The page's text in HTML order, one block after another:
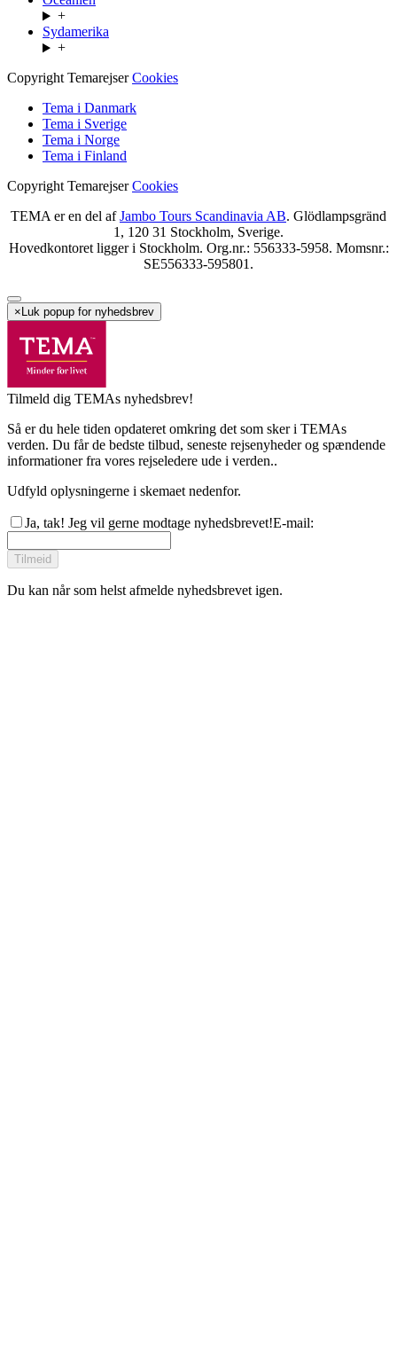
+
Sydamerika
+
Copyright TemarejserCookies
Tema i Danmark
Tema i Sverige
Tema i Norge
Tema i Finland
Copyright TemarejserCookies
TEMA er en del afJambo Tours Scandinavia AB. Glödlampsgränd
1, 120 31 Stockholm, Sverige.
Hovedkontoret ligger i Stockholm. Org.nr.: 556333-5958. Momsnr.:
SE556333-595801.
× Luk popup for nyhedsbrev
Tilmeld dig TEMAs nyhedsbrev!
Så er du hele tiden opdateret omkring det som sker i TEMAs
verden. Du får de bedste tilbud, seneste rejsenyheder og spændende
informationer fra vores rejseledere ude i verden..
Udfyld oplysningerne i skemaet nedenfor.
Ja, tak! Jeg vil gerne modtage nyhedsbrevet!E-mail:
Tilmeid
Du kan når som helst afmelde nyhedsbrevet igen.